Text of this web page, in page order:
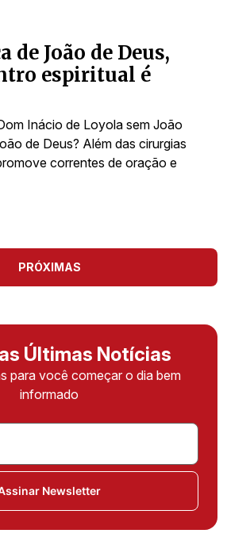
de João de Deus,
espiritual é
Inácio de Loyola sem João
de Deus? Além das cirurgias
correntes de oração e
PRÓXIMAS
Últimas Notícias
para você começar o dia bem
informado
Newsletter